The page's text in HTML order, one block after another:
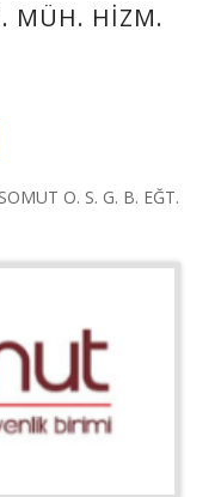
MÜH. HİZM.
O. S. G. B. EĞT.